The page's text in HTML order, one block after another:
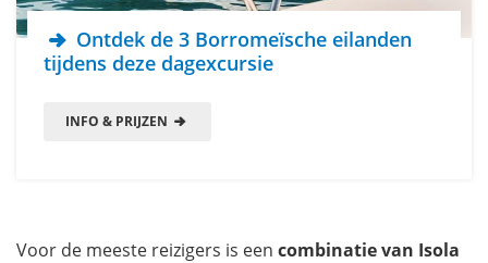
Ontdek de 3 Borromeïsche eilanden
tijdens deze dagexcursie
INFO & PRIJZEN
Voor de meeste reizigers is een combinatie van Isola